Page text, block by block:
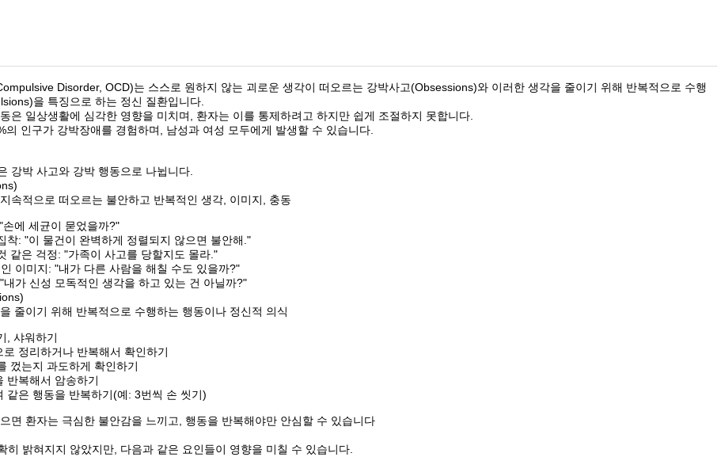
Disorder, OCD)는 스스로 원하지 않는 괴로운 생각이 떠오르는 강박사고(Obsessions)와 이러한 생각을 줄이기 위해 반복적으로 수행
을 특징으로 하는 정신 질환입니다.
은 일상생활에 심각한 영향을 미치며, 환자는 이를 통제하려고 하지만 쉽게 조절하지 못합니다.
의 인구가 강박장애를 경험하며, 남성과 여성 모두에게 발생할 수 있습니다.
강박 사고와 강박 행동으로 나뉩니다.
속적으로 떠오르는 불안하고 반복적인 생각, 이미지, 충동
에 세균이 묻었을까?"
착: "이 물건이 완벽하게 정렬되지 않으면 불안해."
같은 걱정: "가족이 사고를 당할지도 몰라."
이미지: "내가 다른 사람을 해칠 수도 있을까?"
내가 신성 모독적인 생각을 하고 있는 건 아닐까?"
줄이기 위해 반복적으로 수행하는 행동이나 정신적 의식
, 샤워하기
정리하거나 반복해서 확인하기
껐는지 과도하게 확인하기
반복해서 암송하기
같은 행동을 반복하기(예: 3번씩 손 씻기)
면 환자는 극심한 불안감을 느끼고, 행동을 반복해야만 안심할 수 있습니다
히 밝혀지지 않았지만, 다음과 같은 요인들이 영향을 미칠 수 있습니다.